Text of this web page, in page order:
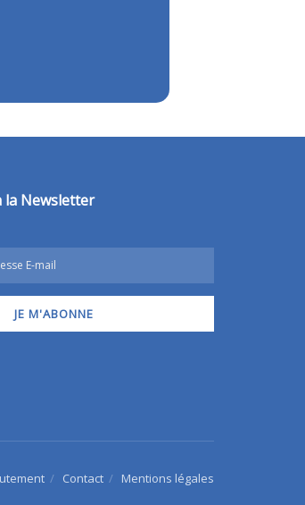
la Newsletter
Contact Mentions légales